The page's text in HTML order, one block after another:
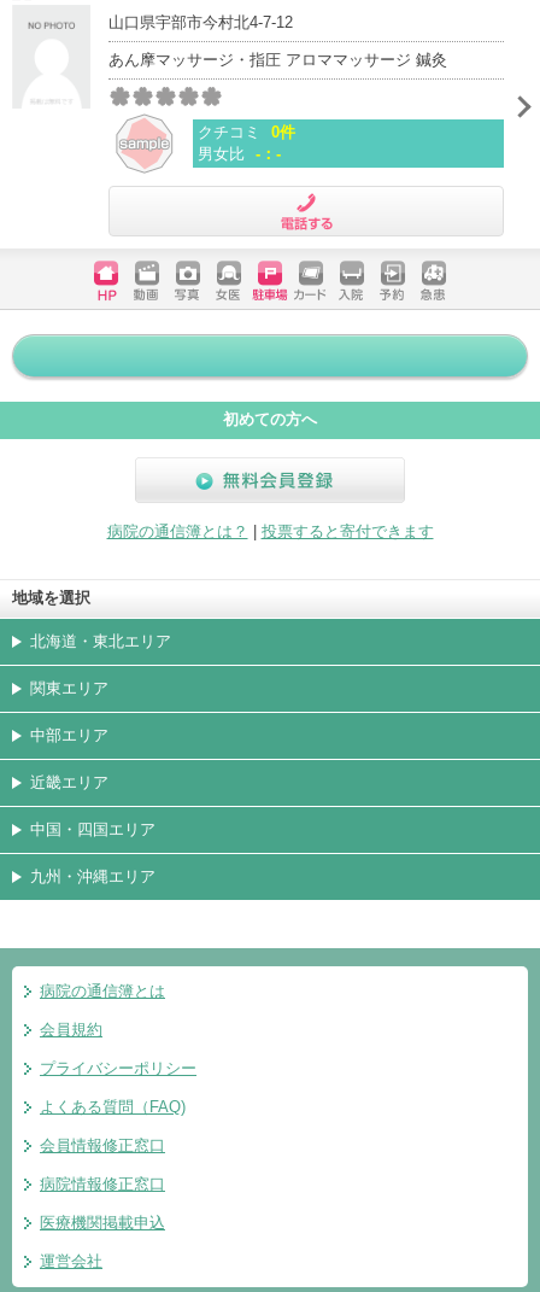
山口県宇部市今村北4-7-12
あん摩マッサージ・指圧 アロママッサージ 鍼灸
クチコミ
0件
男女比 -：-
ホームペ
ージ
動画 写真 女医 駐車場
クレジッ
トカード
入院 予約 急患
初めての方へ
病院の通信簿とは？
投票すると寄付できます
地域を選択
北海道・東北エリア
関東エリア
中部エリア
近畿エリア
中国・四国エリア
九州・沖縄エリア
病院の通信簿とは
会員規約
プライバシーポリシー
よくある質問（FAQ)
会員情報修正窓口
病院情報修正窓口
医療機関掲載申込
運営会社